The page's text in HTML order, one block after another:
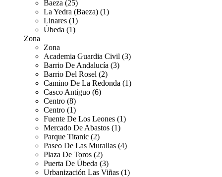
Baeza (25)
La Yedra (Baeza) (1)
Linares (1)
Úbeda (1)
Zona
Zona
Academia Guardia Civil (3)
Barrio De Andalucía (3)
Barrio Del Rosel (2)
Camino De La Redonda (1)
Casco Antiguo (6)
Centro (8)
Centro (1)
Fuente De Los Leones (1)
Mercado De Abastos (1)
Parque Titanic (2)
Paseo De Las Murallas (4)
Plaza De Toros (2)
Puerta De Úbeda (3)
Urbanización Las Viñas (1)